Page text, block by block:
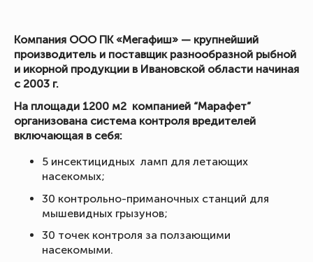
Компания ООО ПК «Мегафиш» — крупнейший
производитель и поставщик разнообразной рыбной
и икорной продукции в Ивановской области начиная
с 2003 г.
На площади 1200 м2 компанией “Марафет”
организована система контроля вредителей
включающая в себя:
5 инсектицидных ламп для летающих
насекомых;
30 контрольно-приманочных станций для
мышевидных грызунов;
30 точек контроля за ползающими
насекомыми.